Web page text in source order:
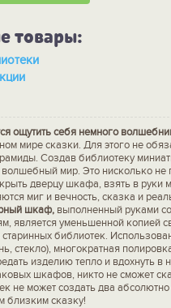
товары:
ощутить себя немного
мире сказки. Для этого не
Создав библиотеку
мир. Это нисколько не
дверцу шкафа, взять в руки
миг и вечность, сказка и
шкаф,выполненный руками
является уменьшенной копией
библиотек.
стекло), многократная
изделию тепло и вдохнуть в
шкафов, никто не сможет
не может создать два
близким сказку!